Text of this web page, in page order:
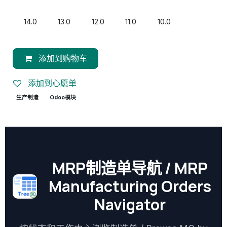
14.0 13.0 12.0 11.0 10.0
添加到购物车
添加到心愿单
生产制造 Odoo模块
MRP制造单导航 / MRP
Manufacturing Orders
Navigator